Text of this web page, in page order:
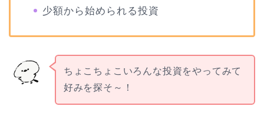
少額から始められる投資
ちょこちょこいろんな投資をやってみて
好みを探そ～！